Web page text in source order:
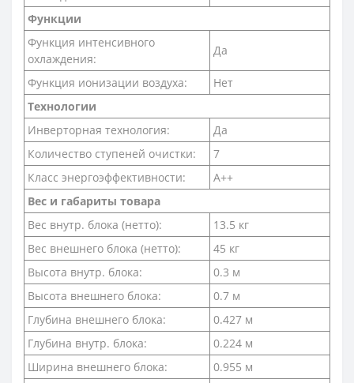
Функции
Функция интенсивного
охлаждения:
Да
Функция ионизации воздуха:
Нет
Технологии
Инверторная технология:
Да
Количество ступеней очистки:
7
Класс энергоэффективности:
A++
Вес и габариты товара
Вес внутр. блока (нетто):
13.5 кг
Вес внешнего блока (нетто):
45 кг
Высота внутр. блока:
0.3 м
Высота внешнего блока:
0.7 м
Глубина внешнего блока:
0.427 м
Глубина внутр. блока:
0.224 м
Ширина внешнего блока:
0.955 м